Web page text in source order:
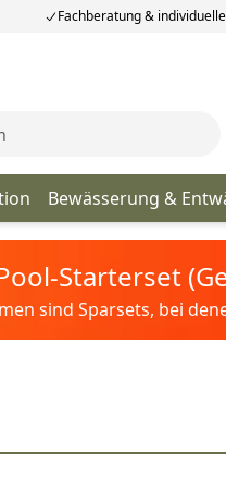
Fachberatung &
Bewässerung &
Starterset
sind Sparsets, bei